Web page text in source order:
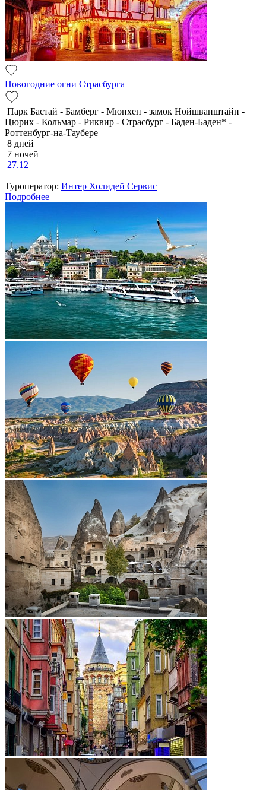
Новогодние огни Страсбурга
Парк Бастай - Бамберг - Мюнхен - замок Нойшванштайн -
Цюрих - Кольмар - Риквир - Страсбург - Баден-Баден* -
Роттенбург-на-Таубере
8 дней
7 ночей
27.12
Туроператор: Интер Холидей Сервис
Подробнее